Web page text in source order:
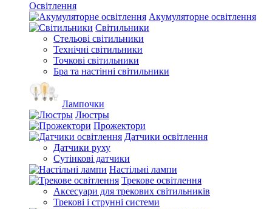
Освітлення
Акумуляторне освітлення
Світильники
Стельові світильники
Технічні світильники
Точкові світильники
Бра та настінні світильники
Лампочки
Люстры
Прожектори
Датчики освітлення
Датчики руху
Сутінкові датчики
Настільні лампи
Трекове освітлення
Аксесуари для трекових світильників
Трекові і струнні системи